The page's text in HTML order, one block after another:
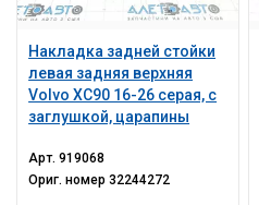
Накладка задней стойки
левая задняя верхняя
Volvo XC90 16-26 серая, с
заглушкой, царапины
Арт.919068
Ориг. номер32244272